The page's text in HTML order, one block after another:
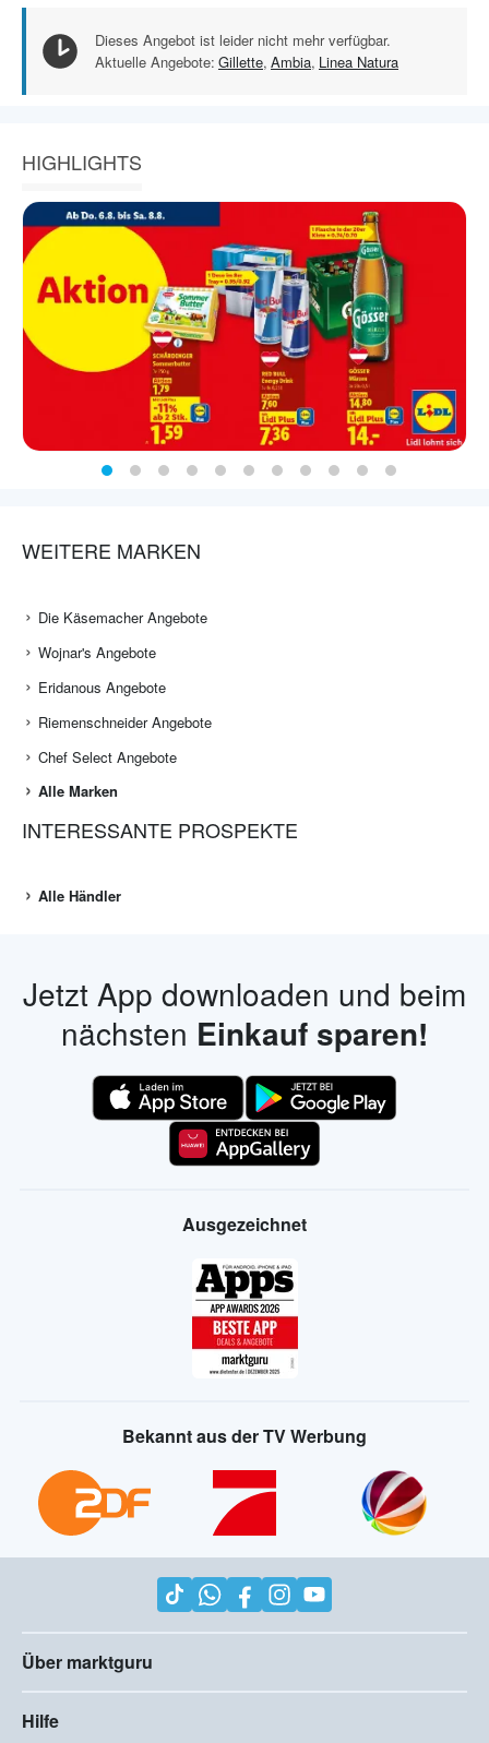
Dieses Angebot ist leider nicht mehr verfügbar.
Aktuelle Angebote: Gillette, Ambia, Linea Natura
HIGHLIGHTS
WEITERE MARKEN
Die Käsemacher Angebote
Wojnar's Angebote
Eridanous Angebote
Riemenschneider Angebote
Chef Select Angebote
Alle Marken
INTERESSANTE PROSPEKTE
Alle Händler
Jetzt App downloaden und beim
nächsten Einkauf sparen!
Ausgezeichnet
Bekannt aus der TV Werbung
Über marktguru
Hilfe